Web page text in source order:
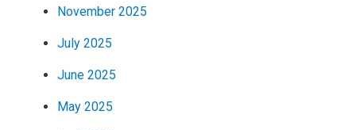
November 2025
July 2025
June 2025
May 2025